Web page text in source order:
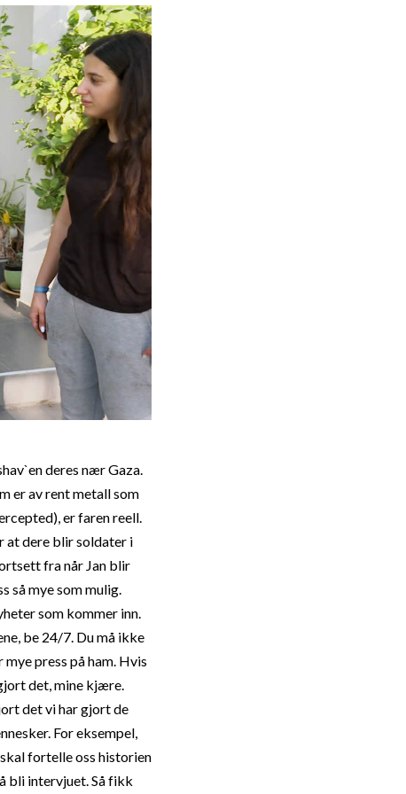
deres nær Gaza.
er av rent metall som
er faren reell.
at dere blir soldater i
fra når Jan blir
så mye som mulig.
som kommer inn.
be 24/7. Du må ikke
press på ham. Hvis
det, mine kjære.
det vi har gjort de
For eksempel,
fortelle oss historien
bli intervjuet. Så fikk